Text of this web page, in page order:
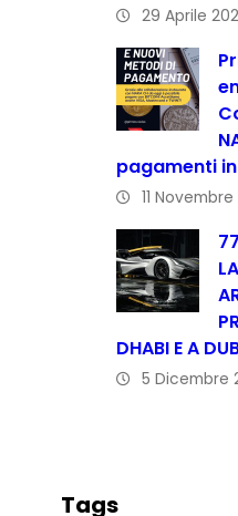
29 Aprile
pagamenti
11
DHABI E A
5 Dicembre
Tags